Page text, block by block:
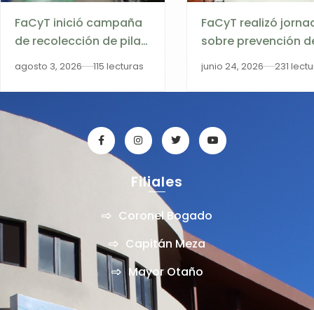
FaCyT inició campaña
de recolección de pilas
y baterías agotadas en
de Encarnación
agosto 3, 2026 115 lecturas
FaCyT realizó
sobre prevención
riesgos eléctricos e
Facultad de
junio 24, 2026 231
Filiales
Coronel Bogado
Capitán Meza
Mayor Otaño